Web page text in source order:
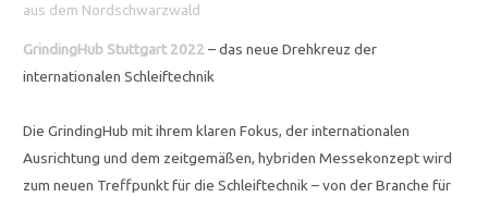
aus dem Nordschwarzwald
GrindingHub Stuttgart 2022 – das neue Drehkreuz der
internationalen Schleiftechnik
Die GrindingHub mit ihrem klaren Fokus, der internationalen
Ausrichtung und dem zeitgemäßen, hybriden Messekonzept wird
zum neuen Treffpunkt für die Schleiftechnik – von der Branche für